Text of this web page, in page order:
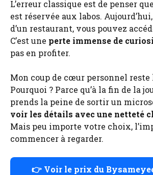
L’erreur classique est de penser
est réservée aux labos.
d’un restaurant, vous pouvez
C’est une perte immense de
pas en profiter.
Mon coup de cœur personnel
Pourquoi ? Parce qu’à la fin de la
prends la peine de sortir un
voir les détails avec une netteté
Mais peu importe votre choix,
commencer à regarder.
👉 Voir le prix du